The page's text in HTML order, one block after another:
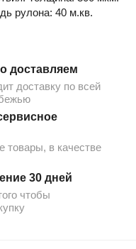
рулона: 40 м.кв.
доставляем
доставку по всей
товары, в качестве
30 дней
чтобы